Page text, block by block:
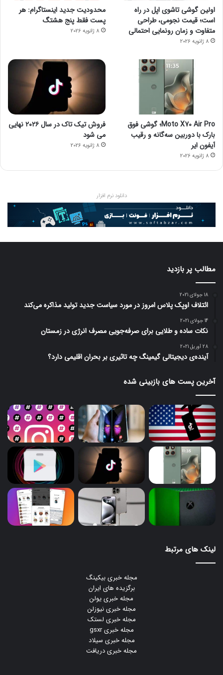
اولین گوشی تاشوی اپل در راه
است؛ قیمت نجومی، طراحی
متفاوت و زمان رونمایی احتمالی
8 ژانویه 2026
محدودیت جدید اینستاگرام: هر
پست فقط پنج هشتگ
8 ژانویه 2026
Moto X70 Air Pro؛ گوشی فوق
بارک با دوربین سه‌گانه و رقیب
آیفون ایر
8 ژانویه 2026
فروش تیک تاک در سال ۲۰۲۶ نهایی
می شود
8 ژانویه 2026
دانلود نرم افزار
مطالب پر بازدید
18 جولای 2021
ائتلاف اوپک پلاس امروز در مورد سیاست جدید تولید مذاکره می‌کند
14 جولای 2021
نکات ساده و طلایی برای صرفه‌جویی مصرف انرژی در زمستان
28 آوریل 2021
آینده‌ی دیجیتالی گیمینگ چه تاثیری بر بحران اقلیمی دارد؟
آخرین پست های بازبینی شده
لینک های مرتبط
مجله خبری بیکینگ
برگزیده های ایران
مجله خبری یولن
مجله خبری نیوزلن
مجله خبری لستک
مجله خبری gsxr
مجله خبری سیلاد
مجله خبری دریافت